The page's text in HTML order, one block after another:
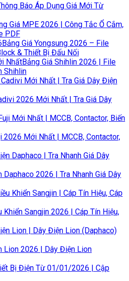
Báo Áp Dụng Giá Mới Từ
Giá MPE 2026 | Công Tắc Ổ Cắm,
PDF
Bảng Giá Yongsung 2026 – File
& Thiết Bị Đấu Nối
Bảng Giá Shihlin 2026 | File
Shihlin
2026 Mới Nhất | Tra Giá Dây
2026 Mới Nhất | MCCB, Contactor,
Daphaco 2026 | Tra Nhanh Giá Dây
Khiển Sangjin 2026 | Cáp Tín Hiệu,
Lion 2026 | Dây Điện Lion